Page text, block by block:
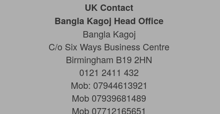
UK Contact
Bangla Kagoj Head Office
Bangla Kagoj
C/o Six Ways Business Centre
Birmingham B19 2HN
0121 2411 432
Mob: 07944613921
Mob 07939681489
Mob 07712165651